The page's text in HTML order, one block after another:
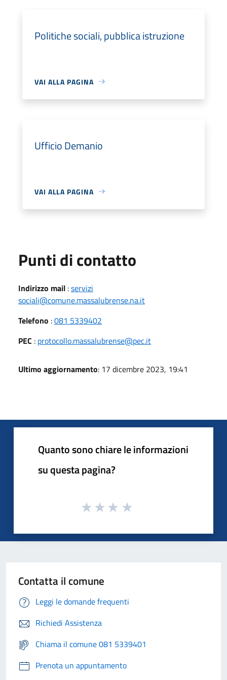
Politiche sociali, pubblica istruzione
VAI ALLA PAGINA
Ufficio Demanio
VAI ALLA PAGINA
Punti di contatto
Indirizzo mail :servizi
sociali@comune.massalubrense.na.it
Telefono :081 5339402
PEC : protocollo.massalubrense@pec.it
Ultimo aggiornamento: 17 dicembre 2023, 19:41
Quanto sono chiare le informazioni
su questa pagina?
Contatta il comune
Leggi le domande frequenti
Richiedi Assistenza
Chiama il comune 081 5339401
Prenota un appuntamento